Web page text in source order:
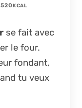
520KCAL
se fait avec
le four.
fondant,
tu veux